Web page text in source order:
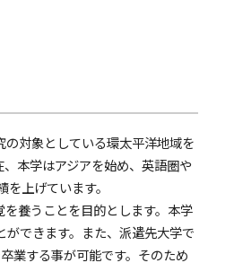
対象としている環太平洋地域を
本学はアジアを始め、英語圏や
上げています。
養うことを目的とします。本学
できます。また、派遣先大学で
業する事が可能です。そのため